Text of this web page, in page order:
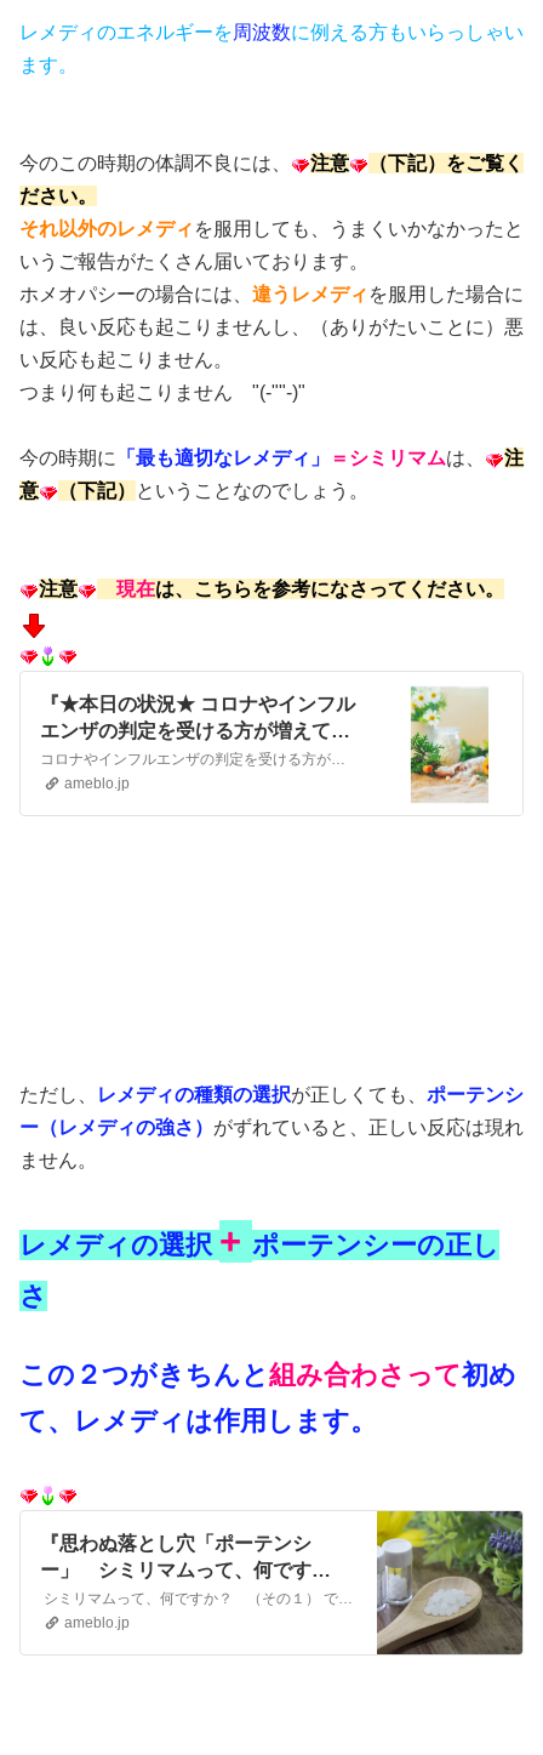
レメディのエネルギーを周波数に例える方もいらっしゃい
ます。
今のこの時期の体調不良には、 注意 （下記） をご覧く
ださい。
それ以外のレメディ を服用しても、うまくいかなかったと
いうご報告がたくさん届いております。
ホメオパシーの場合には、 違うレメディ を服用した場合に
は、良い反応も起こりませんし、（ありがたいことに）悪
い反応も起こりません。
つまり何も起こりません "(-""-)"
今の時期に 「最も適切なレメディ」 ＝シミリマムは、
注
意
（下記） ということなのでしょう。
注意 現在は、こちらを参考になさってください。
『★本日の状況★ コロナやインフル
エンザの判定を受ける方が増えてい
ます』
コロナやインフルエンザの判定を受ける方が増えていますが、対処法はこれまでと変わりません。 長引く咳や痰の絡み、発熱、肩凝り、頭痛、下痢・腹痛・便秘などの症状の…
ameblo.jp
ただし、 レメディの種類の選択が正しくても、 ポーテンシ
ー（レメディの強さ） がずれていると、正しい反応は現れ
ません。
レメディの選択 + ポーテンシーの正し
さ
この２つがきちんと組み合わさって初め
て、レメディは作用します。
『思わぬ落とし穴「ポーテンシ
ー」 シミリマムって、何です
か？ （その２）』
シミリマムって、何ですか？ （その１） では、シミリマム（最も適切なレメディ）の第一の条件、レメディの種類が適切であること を示す例を見ていただ きました…
ameblo.jp